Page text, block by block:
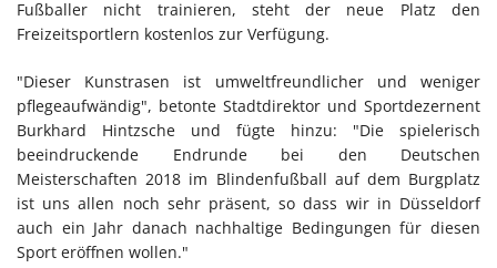
Fußballer nicht trainieren, steht der neue Platz den
Freizeitsportlern kostenlos zur Verfügung.
"Dieser Kunstrasen ist umweltfreundlicher und weniger
pflegeaufwändig", betonte Stadtdirektor und Sportdezernent
Burkhard Hintzsche und fügte hinzu: "Die spielerisch
beeindruckende Endrunde bei den Deutschen
Meisterschaften 2018 im Blindenfußball auf dem Burgplatz
ist uns allen noch sehr präsent, so dass wir in Düsseldorf
auch ein Jahr danach nachhaltige Bedingungen für diesen
Sport eröffnen wollen."